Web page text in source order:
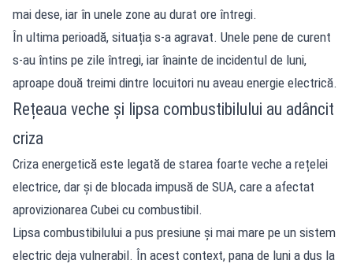
mai dese, iar în unele zone au durat ore întregi.
În ultima perioadă, situația s-a agravat. Unele pene de curent
s-au întins pe zile întregi, iar înainte de incidentul de luni,
aproape două treimi dintre locuitori nu aveau energie electrică.
Rețeaua veche și lipsa combustibilului au adâncit
criza
Criza energetică este legată de starea foarte veche a rețelei
electrice, dar și de blocada impusă de SUA, care a afectat
aprovizionarea Cubei cu combustibil.
Lipsa combustibilului a pus presiune și mai mare pe un sistem
electric deja vulnerabil. În acest context, pana de luni a dus la